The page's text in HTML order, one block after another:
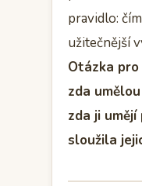
pravidlo:
užitečnější
Otázka
zda
zda ji
sloužila